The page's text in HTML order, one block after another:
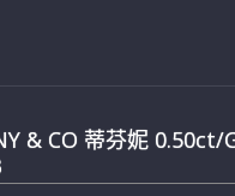
& CO 蒂芬妮 0.50ct/